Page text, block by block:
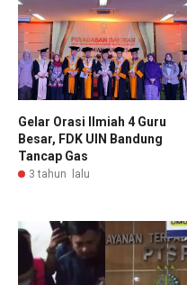
Gelar Orasi Ilmiah 4 Guru
Besar, FDK UIN Bandung
Tancap Gas
3 tahun lalu